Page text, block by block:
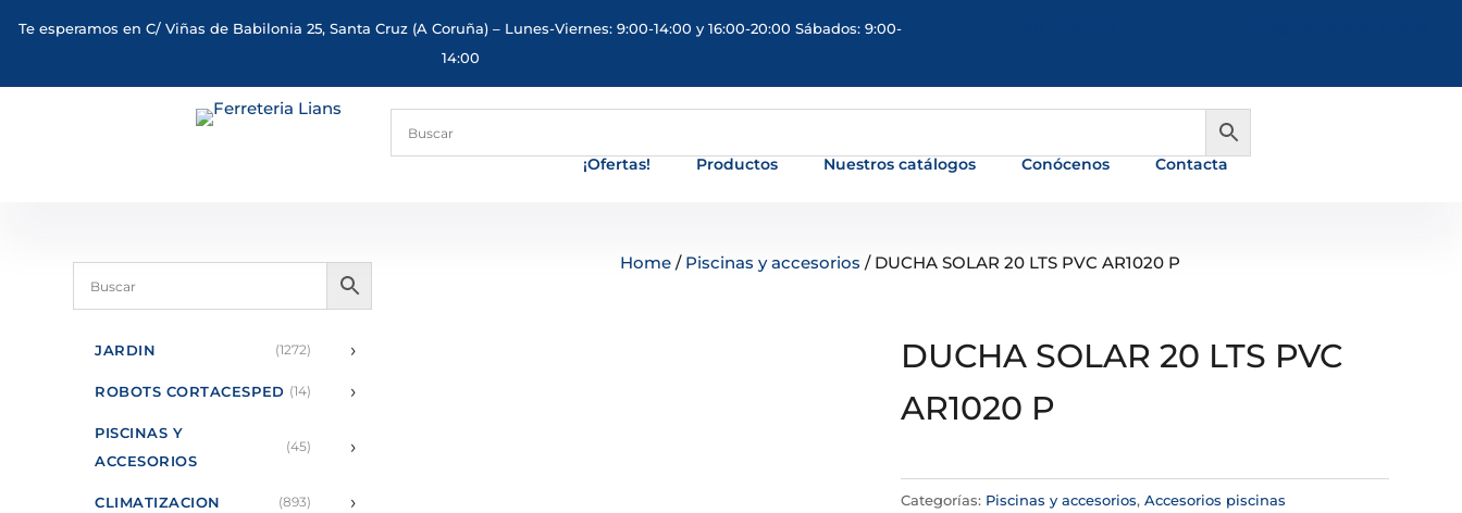
Te esperamos en C/ Viñas de Babilonia 25, Santa Cruz (A Coruña) – Lunes-Viernes: 9:00-14:00 y 16:00-20:00 Sábados: 9:00-
14:00
¡Ofertas! Productos Nuestros catálogos Conócenos Contacta
JARDIN (1272) ›
ROBOTS CORTACESPED (14) ›
PISCINAS Y
ACCESORIOS
(45) ›
CLIMATIZACION (893) ›
Home / Piscinas y accesorios / DUCHA SOLAR 20 LTS PVC AR1020 P
DUCHA SOLAR 20 LTS PVC
AR1020 P
Categorías: Piscinas y accesorios, Accesorios piscinas